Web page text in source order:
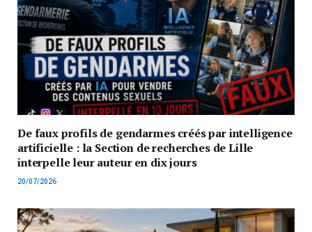
De faux profils de gendarmes créés par intelligence
artificielle : la Section de recherches de Lille
interpelle leur auteur en dix jours
20/07/2026